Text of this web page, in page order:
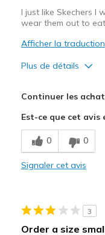
I just like Skechers I
wear them out to
Afficher la traduction
Plus de détails
Breathe Well
Comfortable
Les meilleures
Continuer les
Est-ce que cet avis
0 0
Signaler cet avis
3
Order a size